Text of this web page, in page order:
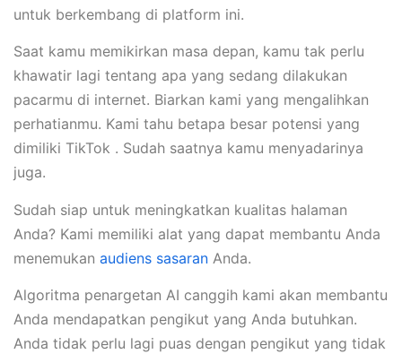
untuk berkembang di platform ini.
Saat kamu memikirkan masa depan, kamu tak perlu
khawatir lagi tentang apa yang sedang dilakukan
pacarmu di internet. Biarkan kami yang mengalihkan
perhatianmu. Kami tahu betapa besar potensi yang
dimiliki TikTok . Sudah saatnya kamu menyadarinya
juga.
Sudah siap untuk meningkatkan kualitas halaman
Anda? Kami memiliki alat yang dapat membantu Anda
menemukan audiens sasaran Anda.
Algoritma penargetan AI canggih kami akan membantu
Anda mendapatkan pengikut yang Anda butuhkan.
Anda tidak perlu lagi puas dengan pengikut yang tidak